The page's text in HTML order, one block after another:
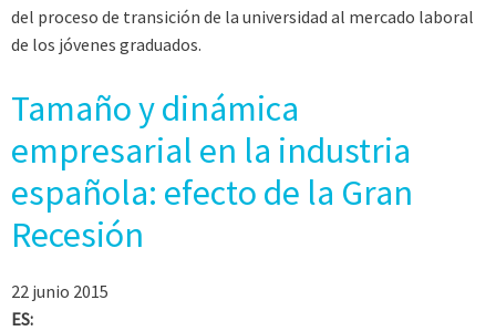
del proceso de transición de la universidad al mercado laboral
de los jóvenes graduados.
Tamaño y dinámica
empresarial en la industria
española: efecto de la Gran
Recesión
22 junio 2015
ES: